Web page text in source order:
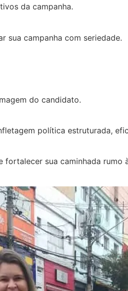
da campanha.
sua campanha com seriedade.
do candidato.
política estruturada,
fortalecer sua caminhada rumo